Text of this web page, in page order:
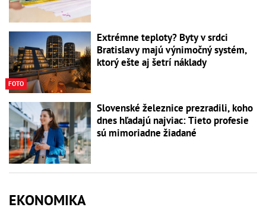
FOTO
Extrémne teploty? Byty v srdci
Bratislavy majú výnimočný systém,
ktorý ešte aj šetrí náklady
Slovenské železnice prezradili, koho
dnes hľadajú najviac: Tieto profesie
sú mimoriadne žiadané
EKONOMIKA